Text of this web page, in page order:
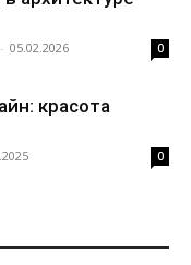
- 05.02.2026 0
красота
0